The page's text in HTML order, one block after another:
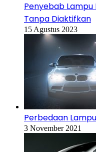
Penyebab Lampu
Tanpa Diaktifkan
15 Agustus 2023
Perbedaan
3 November 2021